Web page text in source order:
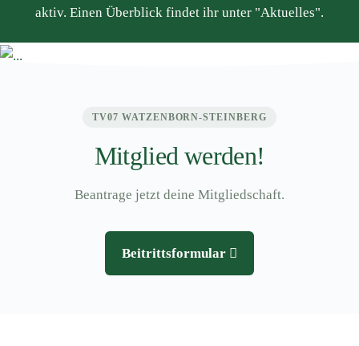
aktiv. Einen Überblick findet ihr unter "Aktuelles".
TV07 WATZENBORN-STEINBERG
Mitglied werden!
Beantrage jetzt deine Mitgliedschaft.
Beitrittsformular